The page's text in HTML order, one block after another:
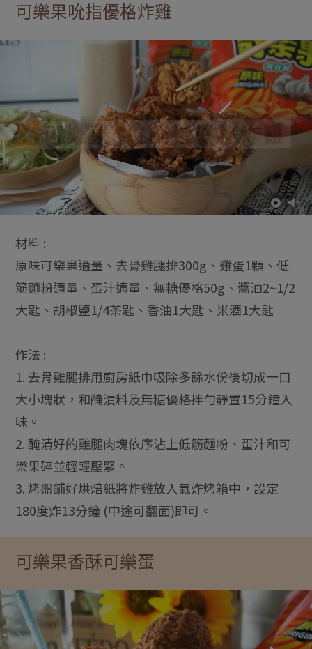
可樂果吮指優格炸雞
材料 :
原味可樂果適量、去骨雞腿排300g、雞蛋1顆、低
筋麵粉適量、蛋汁適量、無糖優格50g、醬油2~1/2
大匙、胡椒鹽1/4茶匙、香油1大匙、米酒1大匙
作法 :
1. 去骨雞腿排用廚房紙巾吸除多餘水份後切成一口
大小塊狀，和醃漬料及無糖優格拌勻靜置15分鐘入
味。
2. 醃漬好的雞腿肉塊依序沾上低筋麵粉、蛋汁和可
樂果碎並輕輕壓緊。
3. 烤盤鋪好烘焙紙將炸雞放入氣炸烤箱中，設定
180度炸13分鐘 (中途可翻面)即可。
可樂果香酥可樂蛋